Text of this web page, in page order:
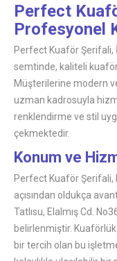
Perfect
Profesyonel
Perfect Kuaför Şerifali,
semtinde, kaliteli
Müşterilerine modern
uzman kadrosuyla
renklendirme ve stil
çekmektedir.
Konum ve
Perfect Kuaför Şerifali,
açısından oldukça
Tatlısu, Elalmış Cd.
belirlenmiştir.
bir tercih olan bu